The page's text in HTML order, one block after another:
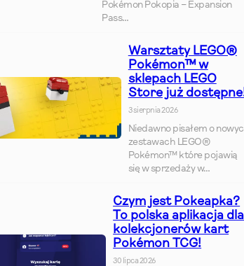
Pokémon Pokopia – Expansion
Pass…
Warsztaty LEGO®
Pokémon™ w
sklepach LEGO
Store już
3 sierpnia 2026
Niedawno pisałem o
zestawach LEGO®
Pokémon™ które pojawią
się w sprzedaży w…
Czym jest Pokeapka?
To polska aplikacja dla
kolekcjonerów kart
Pokémon TCG!
30 lipca 2026